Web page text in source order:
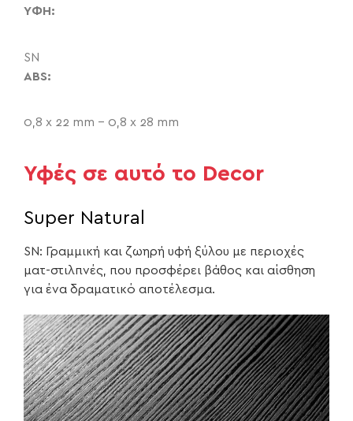
ΥΦΗ:
SN
ABS:
0,8 x 22 mm – 0,8 x 28 mm
Υφές σε αυτό το Decor
Super Natural
SN: Γραμμική και ζωηρή υφή ξύλου με περιοχές
ματ-στιλπνές, που προσφέρει βάθος και αίσθηση
για ένα δραματικό αποτέλεσμα.